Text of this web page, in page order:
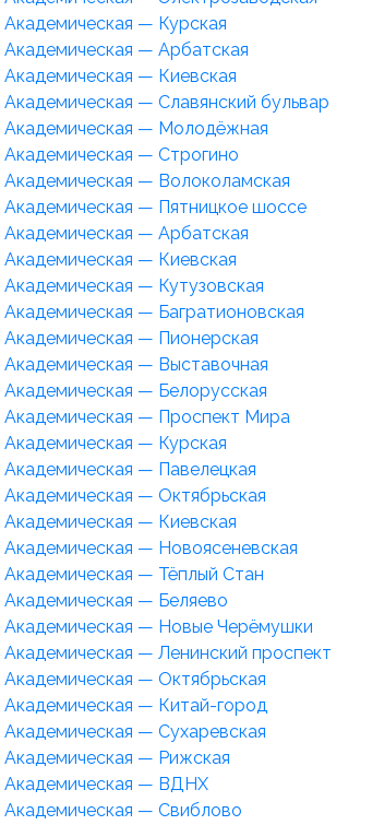
Академическая — Курская
Академическая — Арбатская
Академическая — Киевская
Академическая — Славянский бульвар
Академическая — Молодёжная
Академическая — Строгино
Академическая — Волоколамская
Академическая — Пятницкое шоссе
Академическая — Арбатская
Академическая — Киевская
Академическая — Кутузовская
Академическая — Багратионовская
Академическая — Пионерская
Академическая — Выставочная
Академическая — Белорусская
Академическая — Проспект Мира
Академическая — Курская
Академическая — Павелецкая
Академическая — Октябрьская
Академическая — Киевская
Академическая — Новоясеневская
Академическая — Тёплый Стан
Академическая — Беляево
Академическая — Новые Черёмушки
Академическая — Ленинский проспект
Академическая — Октябрьская
Академическая — Китай-город
Академическая — Сухаревская
Академическая — Рижская
Академическая — ВДНХ
Академическая — Свиблово